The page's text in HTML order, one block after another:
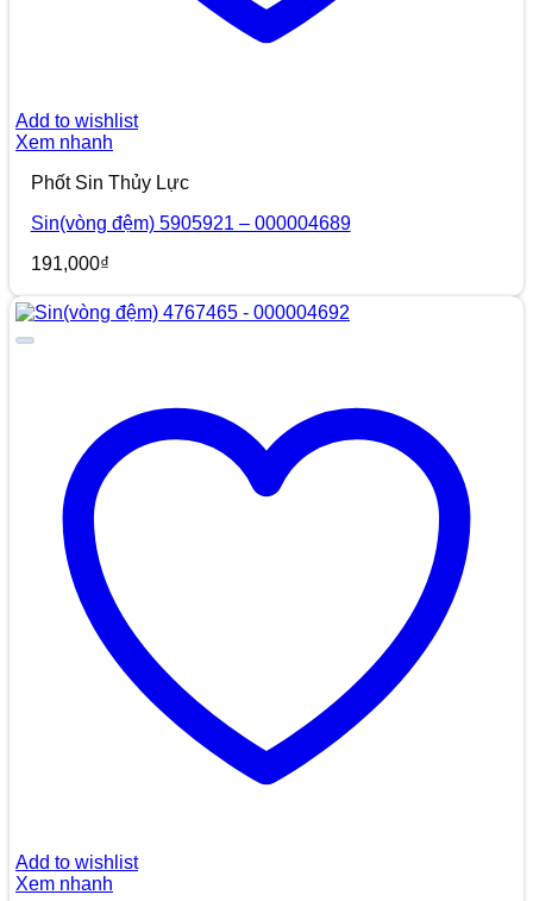
Add to wishlist
Xem nhanh
Phốt Sin Thủy Lực
Sin(vòng đệm) 5905921 – 000004689
191,000₫
Add to wishlist
Xem nhanh